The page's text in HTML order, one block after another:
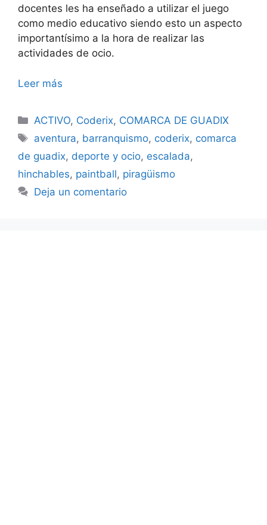
docentes les ha enseñado a utilizar el juego
como medio educativo siendo esto un aspecto
importantísimo a la hora de realizar las
actividades de ocio.
Leer más
Categorías
ACTIVO, Coderix, COMARCA DE GUADIX
Etiquetas
aventura, barranquismo, coderix, comarca
de guadix, deporte y ocio, escalada,
hinchables, paintball, piragüismo
Deja un comentario